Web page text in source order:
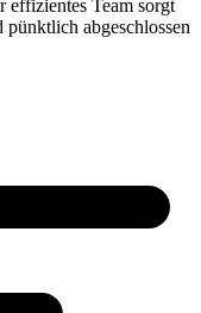
effizientes Team sorgt
pünktlich abgeschlossen